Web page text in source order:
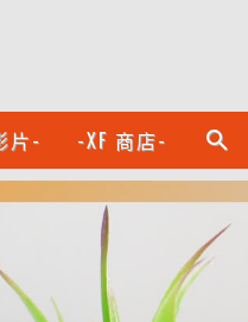
片- -XF 商店- search